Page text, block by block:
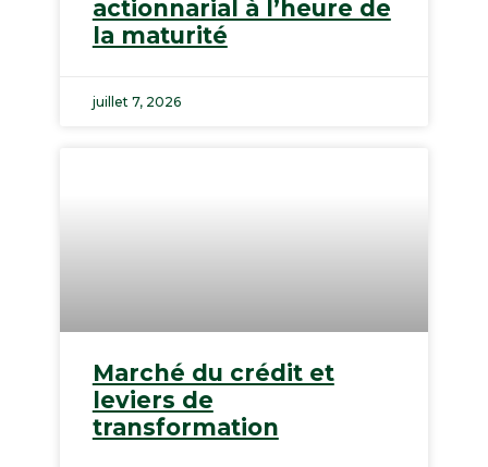
actionnarial à l’heure de
la maturité
juillet 7, 2026
Marché du crédit et
leviers de
transformation